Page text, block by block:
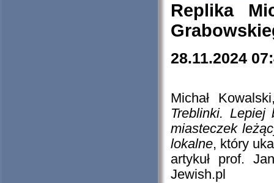
Replika
28.11.2024
Michał
Treblinki. Lepiej
miasteczek
lokalne, który
artykuł prof.
Jewish.pl